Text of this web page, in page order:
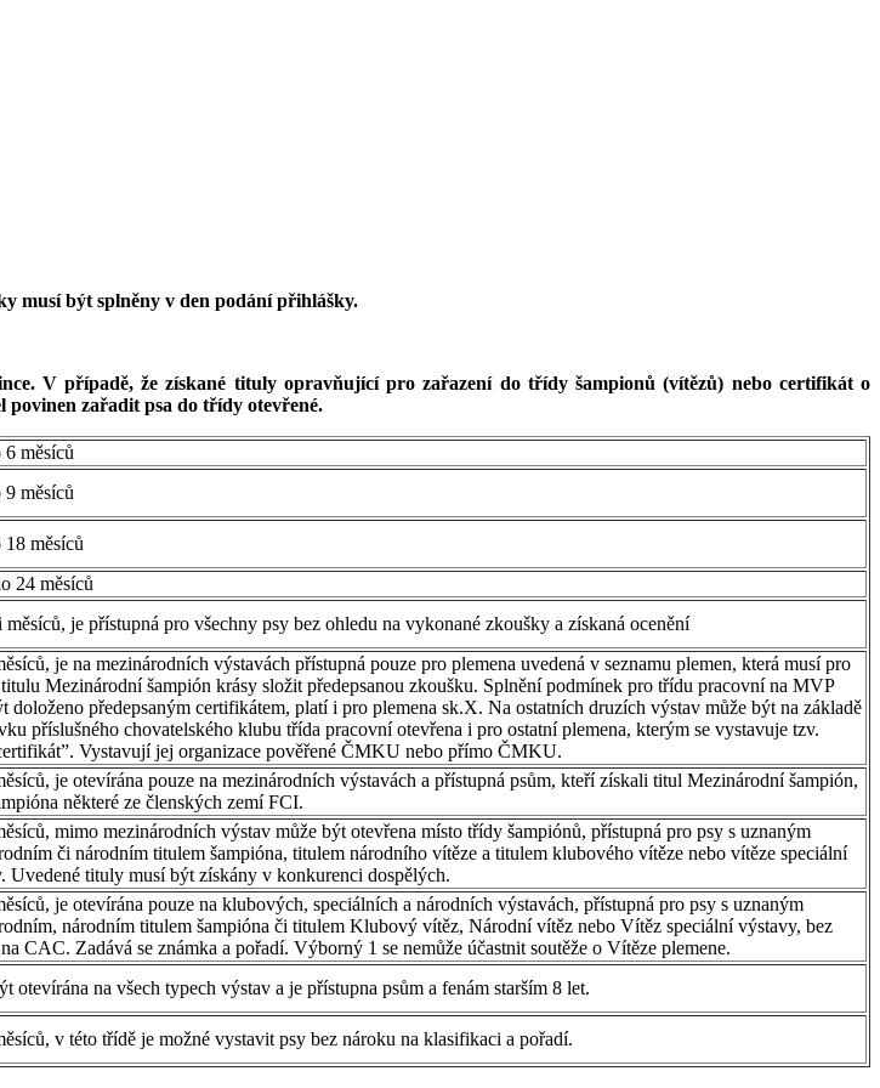
musí být splněny v den podání přihlášky.
V případě, že získané tituly opravňující pro zařazení do třídy šampionů (vítězů) nebo certifikát o
povinen zařadit psa do třídy otevřené.
6 měsíců
9 měsíců
18 měsíců
24 měsíců
měsíců, je přístupná pro všechny psy bez ohledu na vykonané zkoušky a získaná ocenění
je na mezinárodních výstavách přístupná pouze pro plemena uvedená v seznamu plemen, která musí pro
Mezinárodní šampión krásy složit předepsanou zkoušku. Splnění podmínek pro třídu pracovní na MVP
doloženo předepsaným certifikátem, platí i pro plemena sk.X. Na ostatních druzích výstav může být na základě
příslušného chovatelského klubu třída pracovní otevřena i pro ostatní plemena, kterým se vystavuje tzv.
Vystavují jej organizace pověřené ČMKU nebo přímo ČMKU.
je otevírána pouze na mezinárodních výstavách a přístupná psům, kteří získali titul Mezinárodní šampión,
některé ze členských zemí FCI.
mimo mezinárodních výstav může být otevřena místo třídy šampiónů, přístupná pro psy s uznaným
či národním titulem šampióna, titulem národního vítěze a titulem klubového vítěze nebo vítěze speciální
Uvedené tituly musí být získány v konkurenci dospělých.
je otevírána pouze na klubových, speciálních a národních výstavách, přístupná pro psy s uznaným
národním titulem šampióna či titulem Klubový vítěz, Národní vítěz nebo Vítěz speciální výstavy, bez
CAC. Zadává se známka a pořadí. Výborný 1 se nemůže účastnit soutěže o Vítěze plemene.
otevírána na všech typech výstav a je přístupna psům a fenám starším 8 let.
v této třídě je možné vystavit psy bez nároku na klasifikaci a pořadí.